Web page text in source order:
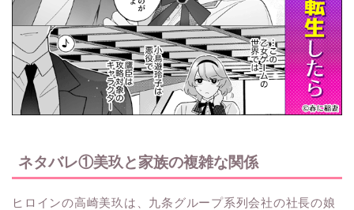
ネタバレ①美玖と家族の複雑な関係
ヒロインの高崎美玖は、九条グループ系列会社の社長の娘